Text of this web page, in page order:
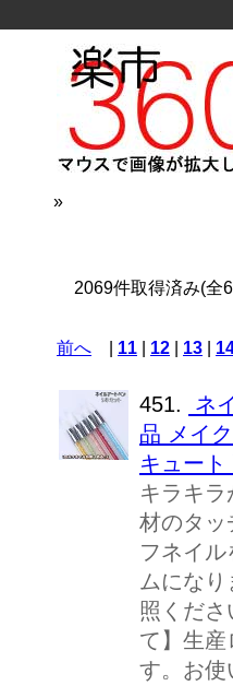
»
2069件取得済み(全
前へ 11 12 13
451.
ネ
品 メイ
キュート
キラキ
材のタッ
フネイ
ムにな
照くだ
て】生
す。お使